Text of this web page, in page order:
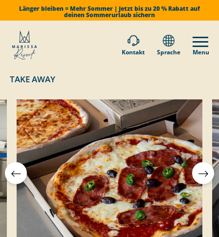
Länger bleiben = Mehr Sommer | Jetzt bis zu 20 % Rabatt auf
deinen Sommerurlaub sichern
Kontakt Sprache Menu
TAKE AWAY